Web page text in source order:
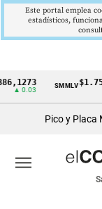
Cintillo
económicos
Colombia
SMMLV
Pico y Placa
menu
Este portal emplea
estadísticos,